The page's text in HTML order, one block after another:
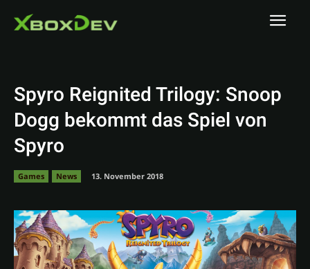
Spyro Reignited Trilogy: Snoop
Dogg bekommt das Spiel von
Spyro
Games News 13. November 2018